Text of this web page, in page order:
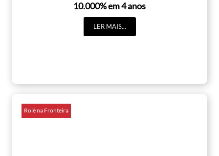
10.000% em 4 anos
LER MAIS...
Rolê na Fronteira